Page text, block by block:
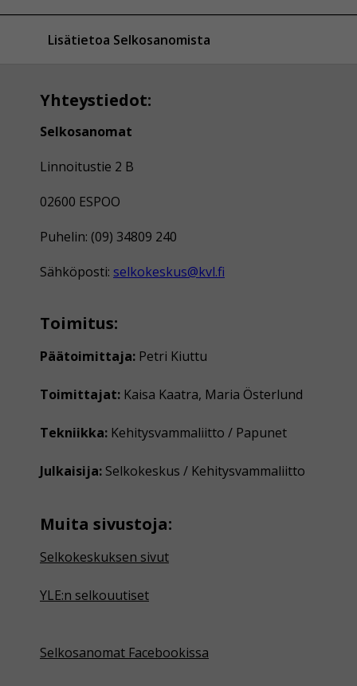
Lisätietoa Selkosanomista
Yhteystiedot:
Selkosanomat
Linnoitustie 2 B
02600 ESPOO
Puhelin: (09) 34809 240
Sähköposti: selkokeskus@kvl.fi
Toimitus:
Päätoimittaja: Petri Kiuttu
Toimittajat: Kaisa Kaatra, Maria Österlund
Tekniikka: Kehitysvammaliitto / Papunet
Julkaisija: Selkokeskus / Kehitysvammaliitto
Muita sivustoja:
Selkokeskuksen sivut
YLE:n selkouutiset
Selkosanomat Facebookissa